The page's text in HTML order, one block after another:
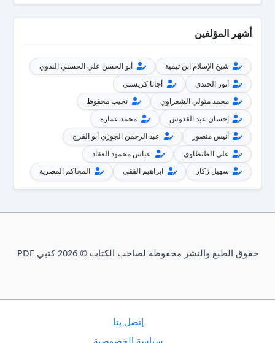
أشهر المؤلفين
شيخ الإسلام ابن تيمية
أبو الحسن علي الحسني الندوي
أنور الجندي
أجاثا كريستي
محمد متولي الشعراوي
نجيب محفوظ
إحسان عبد القدوس
محمد عمارة
أنيس منصور
عبد الرحمن الجوزي أبو الفرج
علي الطنطاوي
عباس محمود العقاد
سهيل زكار
ابراهيم الفقى المحاكم المصرية
حقوق الطبع والنشر محفوظة لصاحب الكتاب © 2026 كتبي PDF
إتصل بنا
سياسة الخصوصية